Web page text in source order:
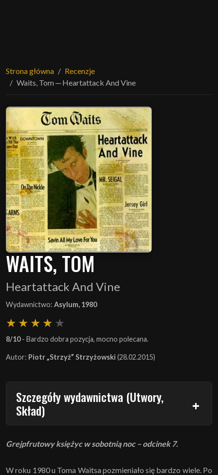
Strona główna
Recenzje
Waits, Tom ─ Heartattack And Vine
WAITS, TOM
Heartattack And Vine
Wydawnictwo: Asylum, 1980
8/10- Bardzo dobra pozycja, mocno polecana.
Autor: Piotr „Strzyż” Strzyżowski (28.02.2015)
Szczegóły wydawnictwa (Utwory,
Skład)
Grejpfrutowy księżyc w sobotnią noc – odcinek 7.
W roku 1980 u Toma Waitsa pozmieniało się bardzo wiele. Po